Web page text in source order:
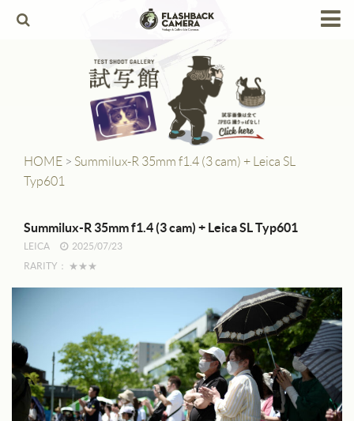
Leica Copies
Alpa
Berthiot
Dallmeyer
Fuji
Kinoptik
HOME > Summilux-R 35mm f1.4 (3 cam) + Leica SL
Typ601
Summilux-R 35mm f1.4 (3 cam) + Leica SL Typ601
LEICA
2025/07/23
RARITY：
★★★